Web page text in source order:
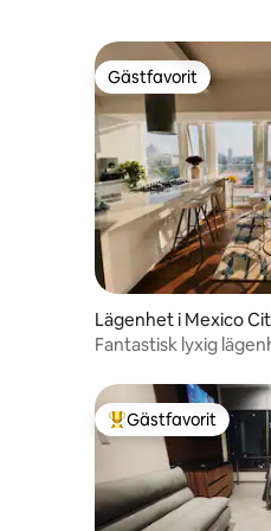
Gästfavorit
Gästfavorit
Lägenhet i Mexico
Fantastisk lyxig
Populär gästfavorit
Gästfavorit